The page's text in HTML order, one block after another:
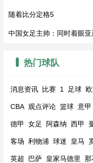
随着比分定格5
中国女足主帅：同时着眼
热门球队
消息资讯 比赛 1 足球
CBA 观点评论 篮球 意甲
德甲 女足 阿森纳 西甲
客场 利物浦 球迷 皇马
英超 巴萨 皇家马德里 那